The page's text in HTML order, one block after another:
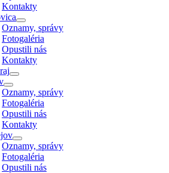
Kontakty
Oznamy, správy
Fotogaléria
Opustili nás
Kontakty
Oznamy, správy
Fotogaléria
Opustili nás
Kontakty
Oznamy, správy
Fotogaléria
Opustili nás